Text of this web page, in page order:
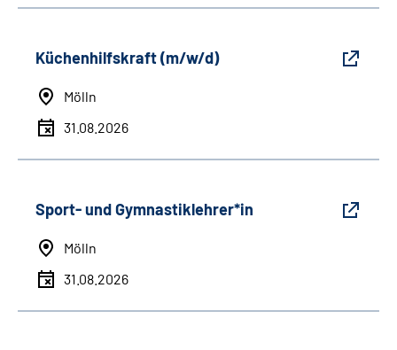
Küchenhilfskraft (m/w/d)
Mölln
31.08.2026
Sport- und Gymnastiklehrer*in
Mölln
31.08.2026